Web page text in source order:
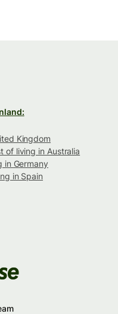
Kingdom
of living in Australia
in Germany
in Spain